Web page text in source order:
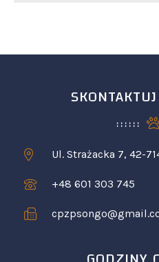
Ul. Strażacka 7, 42-
+48 601 303 745